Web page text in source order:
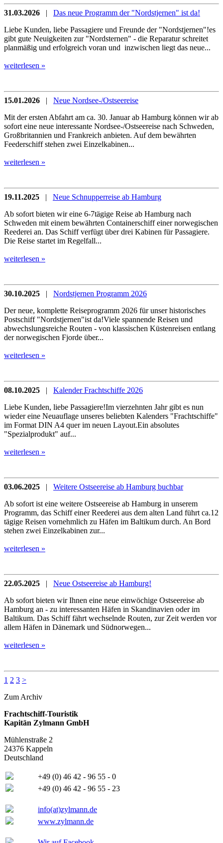
31.03.2026 | Das neue Programm der "Nordstjernen" ist da!
Liebe Kunden, liebe Passagiere und Freunde der "Nordstjernen"!es
gibt gute Neuigkeiten zur "Nordsternen" - die Reparatur schreitet
planmäßig und erfolgreich voran und inzwischen liegt das neue...
weiterlesen »
15.01.2026 | Neue Nordsee-/Ostseereise
Mit der ersten Abfahrt am ca. 30. Januar ab Hamburg können wir ab
sofort eine neue interessante Nordsee-/Ostseereise nach Schweden,
Großbritannien und Frankreich anbieten. Auf dem bewährten
Feederschiff stehen zwei Einzelkabinen...
weiterlesen »
19.11.2025 | Neue Schnupperreise ab Hamburg
Ab sofort bieten wir eine 6-7tägige Reise ab Hamburg nach
Schweden mit einem bewährten Containerschiff einer norwegischen
Reederei an. Das Schiff verfügt über drei Kabinen für Passagiere.
Die Reise startet im Regelfall...
weiterlesen »
30.10.2025 | Nordstjernen Programm 2026
Der neue, komplette Reiseprogramm 2026 für unser historisches
Postschiff "Nordstjernen"ist da!Viele spannende Reisen und
abwechslungsreiche Routen - von klassischen Küstenreisen entlang
der norwegischen Fjorde über...
weiterlesen »
08.10.2025 | Kalender Frachtschiffe 2026
Liebe Kunden, liebe Passagiere!Im vierzehnten Jahr gibt es nun
wieder eine Neuauflage unseres beliebten Kalenders "Frachtschiffe"
im Format DIN A4 quer im neuen Layout.Ein absolutes
"Spezialprodukt" auf...
weiterlesen »
03.06.2025 | Weitere Ostseereise ab Hamburg buchbar
Ab sofort ist eine weitere Ostseereise ab Hamburg in unserem
Programm, das Schiff einer Reederei aus dem alten Land führt ca.12
tägige Reisen vornehmlich zu Häfen im Baltikum durch. An Bord
stehen zwei Einzelkabinen zur...
weiterlesen »
22.05.2025 | Neue Ostseereise ab Hamburg!
Ab sofort bieten wir Ihnen eine neue einwöchige Ostseereise ab
Hamburg an - zu interessanten Häfen in Skandinavien oder im
Baltikum. Das Schiff fährt wechselnde Routen, zur Zeit werden vor
allem Häfen in Dänemark und Südnorwegen...
weiterlesen »
1 2 3 >
Zum Archiv
Frachtschiff-Touristik
Kapitän Zylmann GmbH
Mühlenstraße 2
24376 Kappeln
Deutschland
+49 (0) 46 42 - 96 55 - 0
+49 (0) 46 42 - 96 55 - 23
info(at)zylmann.de
www.zylmann.de